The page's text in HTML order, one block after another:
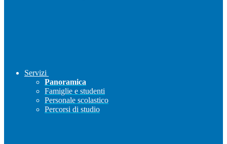
Servizi
Panoramica
Famiglie e studenti
Personale scolastico
Percorsi di studio